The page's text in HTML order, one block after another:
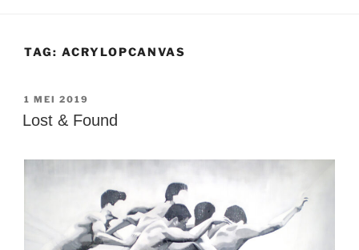
TAG: ACRYLOPCANVAS
GEPLAATST
OP
1 MEI 2019
Lost & Found